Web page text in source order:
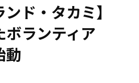
ド・タカミ】
ランティア
動